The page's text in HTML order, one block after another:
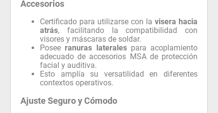
Accesorios
Certificado para utilizarse con la visera hacia
atrás, facilitando la compatibilidad con
visores y máscaras de soldar.
Posee ranuras lateralespara acoplamiento
adecuado de accesorios MSA de protección
facial y auditiva.
Esto amplía su versatilidad en diferentes
contextos operativos.
Ajuste Seguro y Cómodo